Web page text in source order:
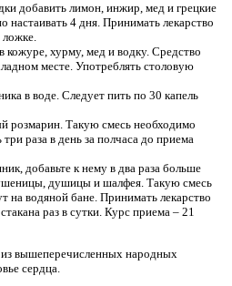
добавить лимон, инжир, мед и грецкие
настаивать 4 дня. Принимать лекарство
хурму, мед и водку. Средство
месте. Употреблять столовую
в воде. Следует пить по 30 капель
розмарин. Такую смесь необходимо
раза в день за полчаса до приема
добавьте к нему в два раза больше
душицы и шалфея. Такую смесь
на водяной бане. Принимать лекарство
раз в сутки. Курс приема – 21
вышеперечисленных народных
сердца.